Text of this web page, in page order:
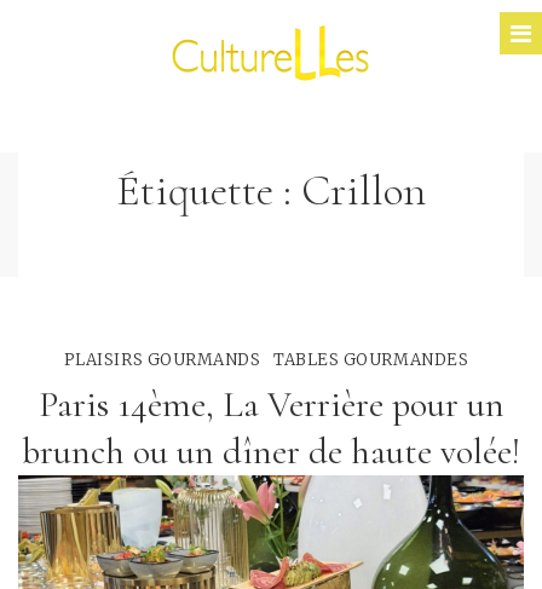
Étiquette : Crillon
PLAISIRS GOURMANDS TABLES GOURMANDES
Paris 14ème, La Verrière pour un
brunch ou un dîner de haute volée!